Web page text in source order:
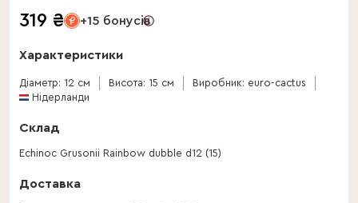
319 ₴ +15 бонусів
Характеристики
Діаметр: 12 см Висота: 15 см
Виробник: euro-cactus
Нідерланди
Склад
Echinoc Grusonii Rainbow dubble d12 (15)
Доставка